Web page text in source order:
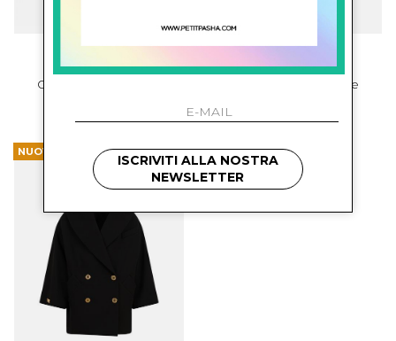
balmain kids balmain kids
Gilet Con Applicaizone
NUOVI ARRIVI
ISCRIVITI ALLA NOSTRA
NEWSLETTER